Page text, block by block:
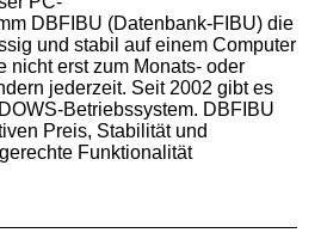
DBFIBU (Datenbank-FIBU) die
und stabil auf einem Computer
nicht erst zum Monats- oder
jederzeit. Seit 2002 gibt es
Betriebssystem. DBFIBU
Preis, Stabilität und
Funktionalität